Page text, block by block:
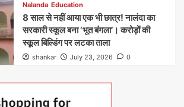
Nalanda Education
8 साल से नहीं आया एक भी छात्र! नालंदा का
सरकारी स्कूल बना ‘भूत बंगला’। करोड़ों की
स्कूल बिल्डिंग पर लटका ताला
shankar July 23, 2026 0